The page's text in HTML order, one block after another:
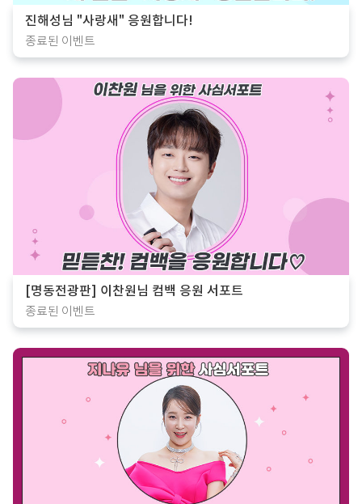
진해성님 "사랑새" 응원합니다!
종료된 이벤트
[명동전광판] 이찬원님 컴백 응원 서포트
종료된 이벤트